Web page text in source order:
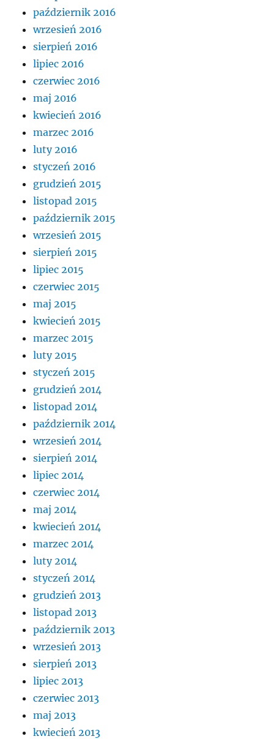
październik 2016
wrzesień 2016
sierpień 2016
lipiec 2016
czerwiec 2016
maj 2016
kwiecień 2016
marzec 2016
luty 2016
styczeń 2016
grudzień 2015
listopad 2015
październik 2015
wrzesień 2015
sierpień 2015
lipiec 2015
czerwiec 2015
maj 2015
kwiecień 2015
marzec 2015
luty 2015
styczeń 2015
grudzień 2014
listopad 2014
październik 2014
wrzesień 2014
sierpień 2014
lipiec 2014
czerwiec 2014
maj 2014
kwiecień 2014
marzec 2014
luty 2014
styczeń 2014
grudzień 2013
listopad 2013
październik 2013
wrzesień 2013
sierpień 2013
lipiec 2013
czerwiec 2013
maj 2013
kwiecień 2013